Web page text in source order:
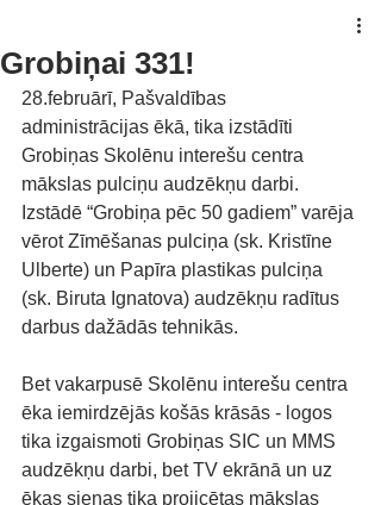
Grobiņai 331!
28.februārī, Pašvaldības
administrācijas ēkā, tika izstādīti
Grobiņas Skolēnu interešu centra
mākslas pulciņu audzēkņu darbi.
Izstādē “Grobiņa pēc 50 gadiem” varēja
vērot Zīmēšanas pulciņa (sk. Kristīne
Ulberte) un Papīra plastikas pulciņa
(sk. Biruta Ignatova) audzēkņu radītus
darbus dažādās tehnikās.
Bet vakarpusē Skolēnu interešu centra
ēka iemirdzējās košās krāsās - logos
tika izgaismoti Grobiņas SIC un MMS
audzēkņu darbi, bet TV ekrānā un uz
ēkas sienas tika projicētas mākslas